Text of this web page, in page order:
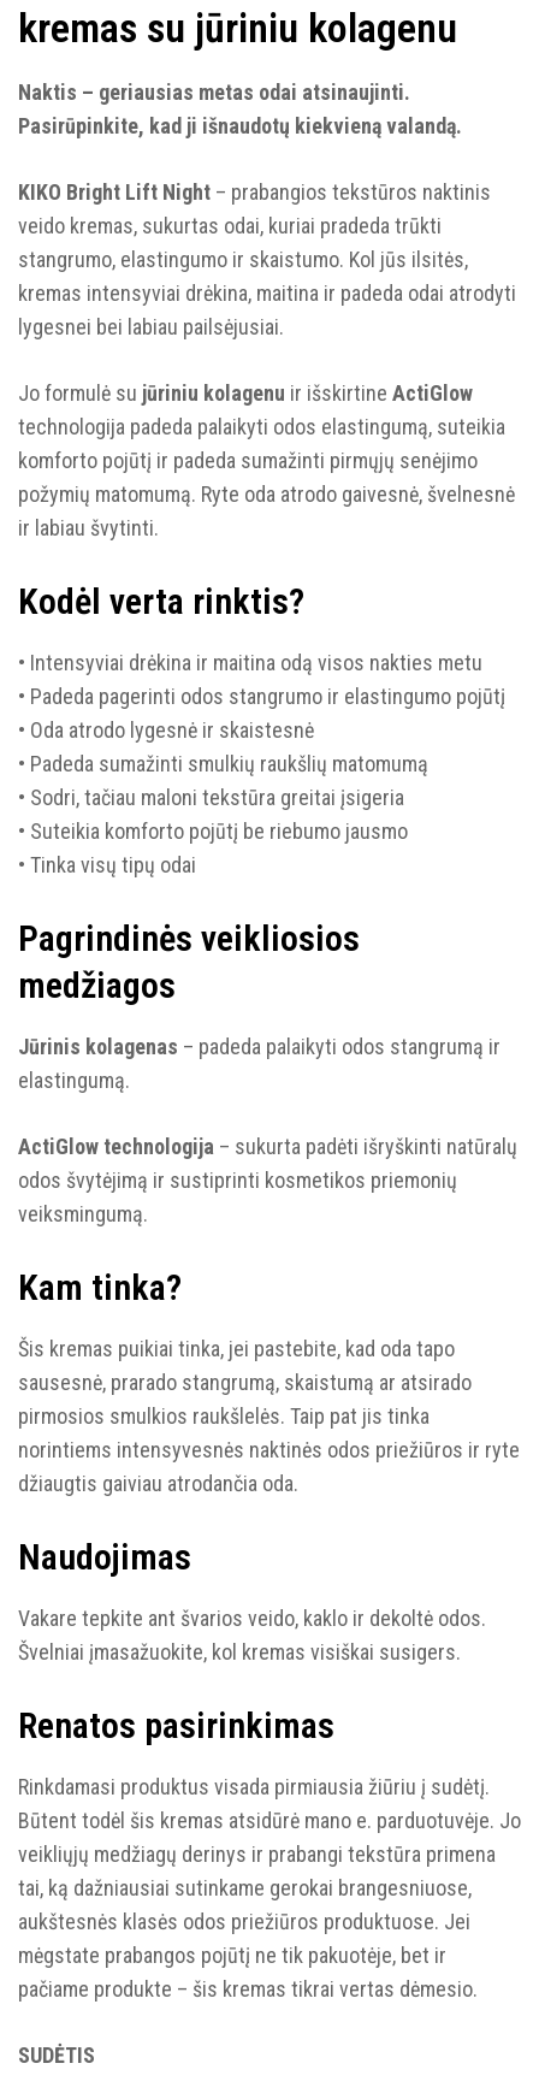
kremas su jūriniu kolagenu
Naktis – geriausias metas odai atsinaujinti.
Pasirūpinkite, kad ji išnaudotų kiekvieną valandą.
KIKO Bright Lift Night – prabangios tekstūros naktinis
veido kremas, sukurtas odai, kuriai pradeda trūkti
stangrumo, elastingumo ir skaistumo. Kol jūs ilsitės,
kremas intensyviai drėkina, maitina ir padeda odai atrodyti
lygesnei bei labiau pailsėjusiai.
Jo formulė su jūriniu kolagenu ir išskirtine ActiGlow
technologija padeda palaikyti odos elastingumą, suteikia
komforto pojūtį ir padeda sumažinti pirmųjų senėjimo
požymių matomumą. Ryte oda atrodo gaivesnė, švelnesnė
ir labiau švytinti.
Kodėl verta rinktis?
• Intensyviai drėkina ir maitina odą visos nakties metu
• Padeda pagerinti odos stangrumo ir elastingumo pojūtį
• Oda atrodo lygesnė ir skaistesnė
• Padeda sumažinti smulkių raukšlių matomumą
• Sodri, tačiau maloni tekstūra greitai įsigeria
• Suteikia komforto pojūtį be riebumo jausmo
• Tinka visų tipų odai
Pagrindinės veikliosios
medžiagos
Jūrinis kolagenas – padeda palaikyti odos stangrumą ir
elastingumą.
ActiGlow technologija – sukurta padėti išryškinti natūralų
odos švytėjimą ir sustiprinti kosmetikos priemonių
veiksmingumą.
Kam tinka?
Šis kremas puikiai tinka, jei pastebite, kad oda tapo
sausesnė, prarado stangrumą, skaistumą ar atsirado
pirmosios smulkios raukšlelės. Taip pat jis tinka
norintiems intensyvesnės naktinės odos priežiūros ir ryte
džiaugtis gaiviau atrodančia oda.
Naudojimas
Vakare tepkite ant švarios veido, kaklo ir dekoltė odos.
Švelniai įmasažuokite, kol kremas visiškai susigers.
Renatos pasirinkimas
Rinkdamasi produktus visada pirmiausia žiūriu į sudėtį.
Būtent todėl šis kremas atsidūrė mano e. parduotuvėje. Jo
veikliųjų medžiagų derinys ir prabangi tekstūra primena
tai, ką dažniausiai sutinkame gerokai brangesniuose,
aukštesnės klasės odos priežiūros produktuose. Jei
mėgstate prabangos pojūtį ne tik pakuotėje, bet ir
pačiame produkte – šis kremas tikrai vertas dėmesio.
SUDĖTIS